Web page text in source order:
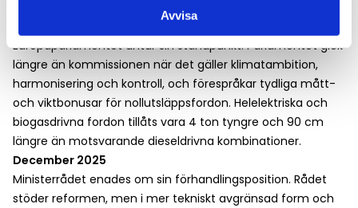
Avvisa
Europaparlamentet antar sin ståndpunkt. Parlamentet gick
längre än kommissionen när det gäller klimatambition,
harmonisering och kontroll, och förespråkar tydliga mått-
och viktbonusar för nollutsläppsfordon. Helelektriska och
biogasdrivna fordon tillåts vara 4 ton tyngre och 90 cm
längre än motsvarande dieseldrivna kombinationer.
December 2025
Ministerrådet enades om sin förhandlingsposition. Rådet
stöder reformen, men i mer tekniskt avgränsad form och